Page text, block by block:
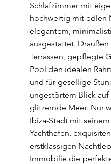
Schlafzimmer mit
hochwertig mit edlen
elegantem,
ausgestattet.
Terrassen, gepflegte
Pool den idealen
und für gesellige
ungestörtem Blick
glitzernde Meer. Nur
Ibiza-Stadt mit
Yachthafen,
erstklassigen
Immobilie die